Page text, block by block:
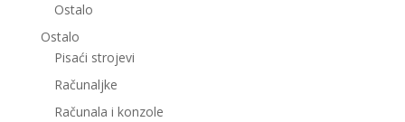
Ostalo
Ostalo
Pisaći strojevi
Računaljke
Računala i konzole